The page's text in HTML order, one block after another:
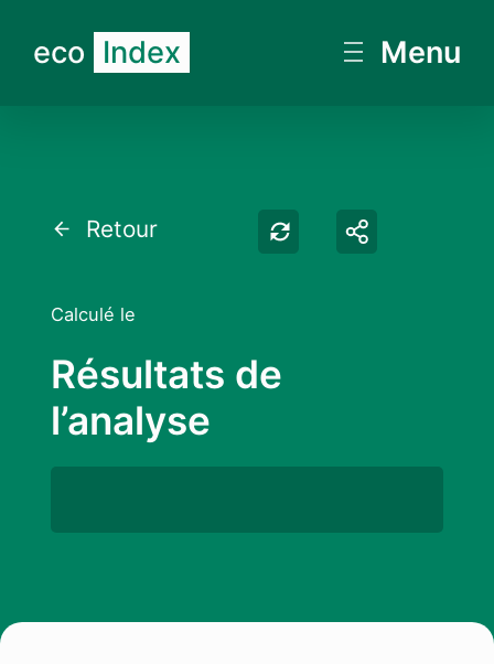
eco Index Menu
Retour Retester
Calculé le
Résultats de
l’analyse